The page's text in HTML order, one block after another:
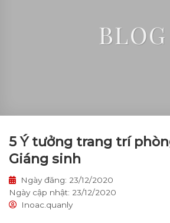
BLOG
5 Ý tưởng trang trí
Giáng sinh
Ngày đăng: 23/12/2020
Ngày cập nhật: 23/12/2020
Inoac.quanly